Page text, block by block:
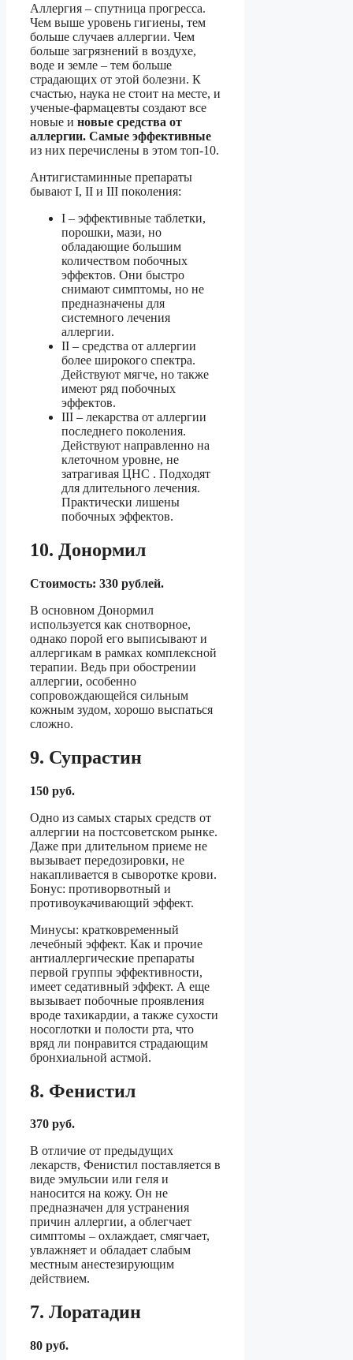
Аллергия – спутница прогресса.
Чем выше уровень гигиены, тем
больше случаев аллергии. Чем
больше загрязнений в воздухе,
воде и земле – тем больше
страдающих от этой болезни. К
счастью, наука не стоит на месте, и
ученые-фармацевты создают все
новые и новые средства от
аллергии. Самые эффективные
из них перечислены в этом топ-10.
Антигистаминные препараты
бывают I, II и III поколения:
I – эффективные таблетки,
порошки, мази, но
обладающие большим
количеством побочных
эффектов. Они быстро
снимают симптомы, но не
предназначены для
системного лечения
аллергии.
II – средства от аллергии
более широкого спектра.
Действуют мягче, но также
имеют ряд побочных
эффектов.
III – лекарства от аллергии
последнего поколения.
Действуют направленно на
клеточном уровне, не
затрагивая ЦНС . Подходят
для длительного лечения.
Практически лишены
побочных эффектов.
10. Донормил
Стоимость: 330 рублей.
В основном Донормил
используется как снотворное,
однако порой его выписывают и
аллергикам в рамках комплексной
терапии. Ведь при обострении
аллергии, особенно
сопровождающейся сильным
кожным зудом, хорошо выспаться
сложно.
9. Супрастин
150 руб.
Одно из самых старых средств от
аллергии на постсоветском рынке.
Даже при длительном приеме не
вызывает передозировки, не
накапливается в сыворотке крови.
Бонус: противорвотный и
противоукачивающий эффект.
Минусы: кратковременный
лечебный эффект. Как и прочие
антиаллергические препараты
первой группы эффективности,
имеет седативный эффект. А еще
вызывает побочные проявления
вроде тахикардии, а также сухости
носоглотки и полости рта, что
вряд ли понравится страдающим
бронхиальной астмой.
8. Фенистил
370 руб.
В отличие от предыдущих
лекарств, Фенистил поставляется в
виде эмульсии или геля и
наносится на кожу. Он не
предназначен для устранения
причин аллергии, а облегчает
симптомы – охлаждает, смягчает,
увлажняет и обладает слабым
местным анестезирующим
действием.
7. Лоратадин
80 руб.